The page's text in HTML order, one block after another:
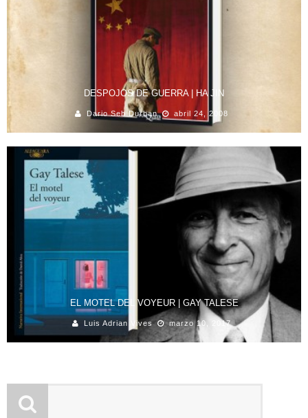
DESPOJOS DE GUERRA | HA JIN
Dario Seb Durban abril 24, 2008
EL MOTEL DEL VOYEUR | GAY TALESE
Luis Adrian Vives marzo 10, 2017